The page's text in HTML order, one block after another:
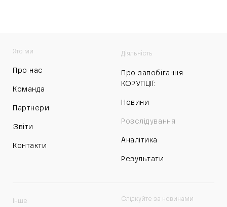
Хто ми
Про нас
Команда
Партнери
Звіти
Контакти
Діяльність
Про запобігання
КОРУПЦІЇ:
Новини
Розслідування
Аналітика
Результати
Інше Слідкуйте за новинами